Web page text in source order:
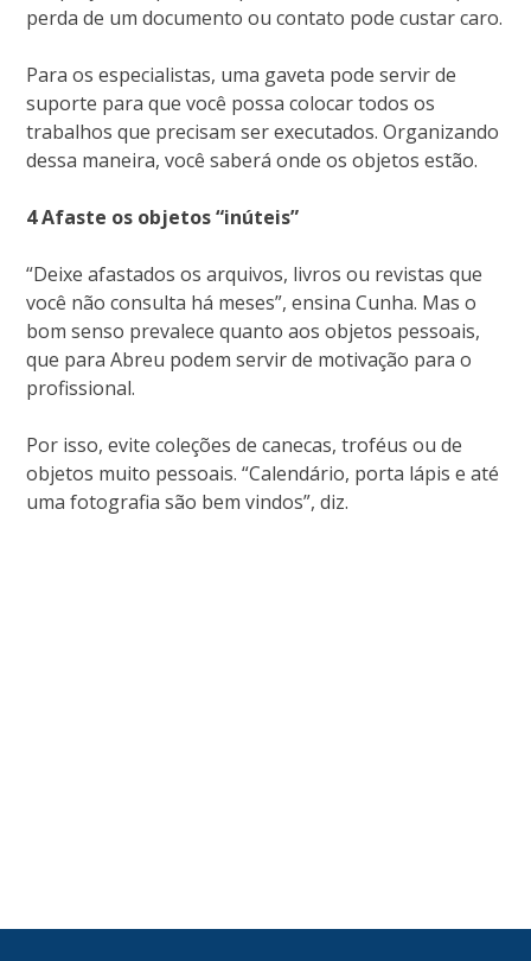
perda de um documento ou contato pode custar caro.
Para os especialistas, uma gaveta pode servir de
suporte para que você possa colocar todos os
trabalhos que precisam ser executados. Organizando
dessa maneira, você saberá onde os objetos estão.
4 Afaste os objetos “inúteis”
“Deixe afastados os arquivos, livros ou revistas que
você não consulta há meses”, ensina Cunha. Mas o
bom senso prevalece quanto aos objetos pessoais,
que para Abreu podem servir de motivação para o
profissional.
Por isso, evite coleções de canecas, troféus ou de
objetos muito pessoais. “Calendário, porta lápis e até
uma fotografia são bem vindos”, diz.